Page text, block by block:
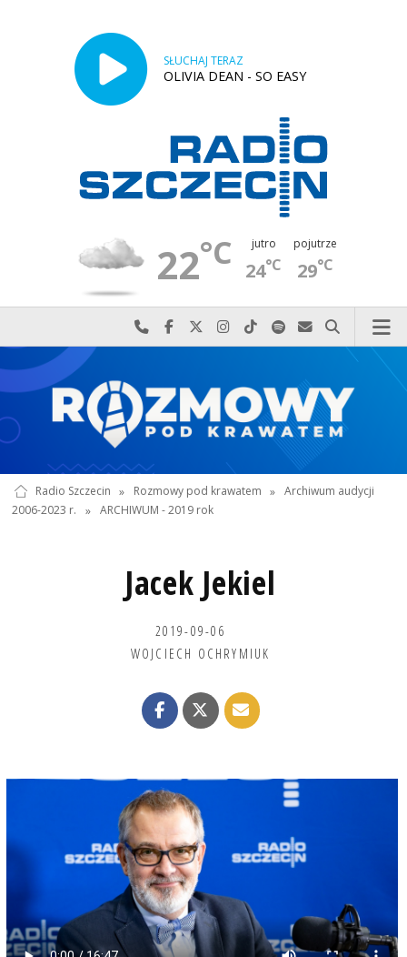
SŁUCHAJ TERAZ
OLIVIA DEAN - SO EASY
22°C jutro
24°C
pojutrze
29°C
Najlepiej po prostu do nas zadzwoń
Odwiedź nas na Facebook-u
Odwiedź nas na X
Odwiedź nas na Instagram-ie
Odwiedź nas na TikTok-u
Szukaj nas na Spotify
Wyślij do nas
Szukaj
Radio Szczecin » Rozmowy pod krawatem » Archiwum audycji
2006-2023 r.
» ARCHIWUM - 2019 rok
Jacek Jekiel
2019-09-06
WOJCIECH OCHRYMIUK